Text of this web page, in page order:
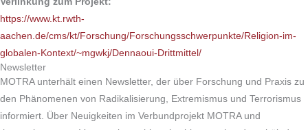
https://www.kt.rwth-
aachen.de/cms/kt/Forschung/Forschungsschwerpunkte/Religion-im-
globalen-Kontext/~mgwkj/Dennaoui-Drittmittel/
Newsletter
MOTRA unterhält einen Newsletter, der über Forschung und Praxis zu
den Phänomenen von Radikalisierung, Extremismus und Terrorismus
informiert. Über Neuigkeiten im Verbundprojekt MOTRA und